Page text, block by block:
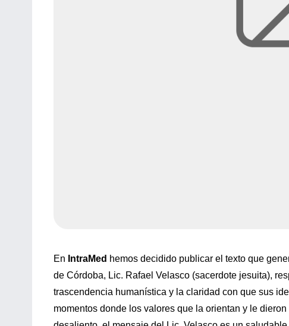
En IntraMed hemos decidido publicar el texto que
de Córdoba, Lic. Rafael Velasco (sacerdote jesuita),
trascendencia humanística y la claridad con que sus
momentos donde los valores que la orientan y le